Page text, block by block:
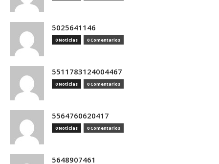
5025641146
0 Noticias 0 Comentarios
5511783124004467
0 Noticias 0 Comentarios
5564760620417
0 Noticias 0 Comentarios
5648907461